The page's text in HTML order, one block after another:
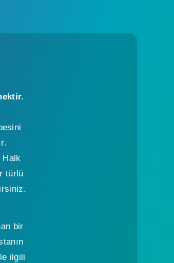
Halk
türlü
bir
ilgili